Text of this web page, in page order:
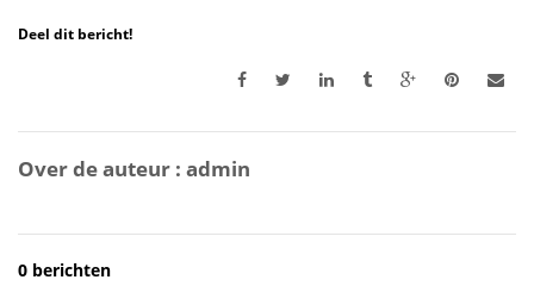
Deel dit bericht!
Over de auteur : admin
0 berichten